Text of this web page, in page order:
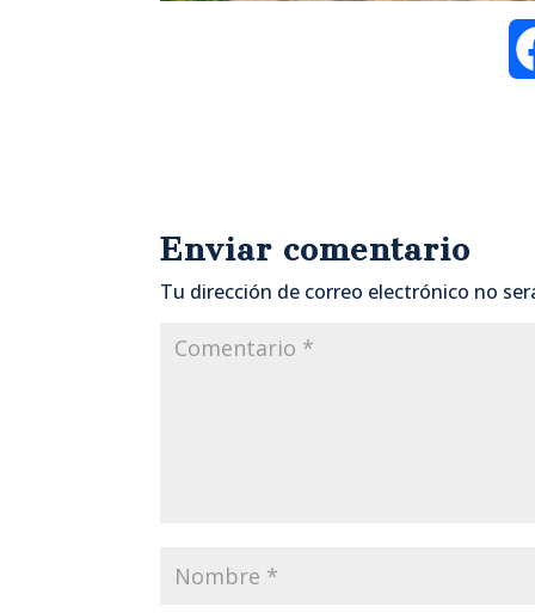
Enviar comentario
Tu dirección de correo electrónico no